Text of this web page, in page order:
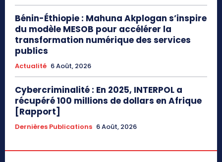
Bénin-Éthiopie : Mahuna Akplogan s’inspire
du modèle MESOB pour accélérer la
transformation numérique des services
publics
Actualité 6 Août, 2026
Cybercriminalité : En 2025, INTERPOL a
récupéré 100 millions de dollars en Afrique
[Rapport]
Dernières Publications 6 Août, 2026